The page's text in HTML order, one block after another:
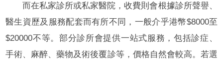
而在私家診所或私家醫院，收費則會根據診所聲譽、
醫生資歷及服務配套而有所不同，一般介乎港幣$8000至
$20000不等。部分診所會提供一站式服務，包括診症、
手術、麻醉、藥物及術後覆診等，價格自然會較高。若選